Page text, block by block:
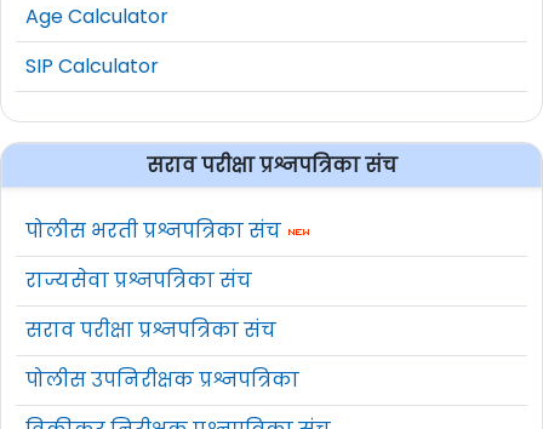
Age Calculator
SIP Calculator
सराव परीक्षा प्रश्नपत्रिका संच
पोलीस भरती प्रश्नपत्रिका संच
राज्यसेवा प्रश्नपत्रिका संच
सराव परीक्षा प्रश्नपत्रिका संच
पोलीस उपनिरीक्षक प्रश्नपत्रिका